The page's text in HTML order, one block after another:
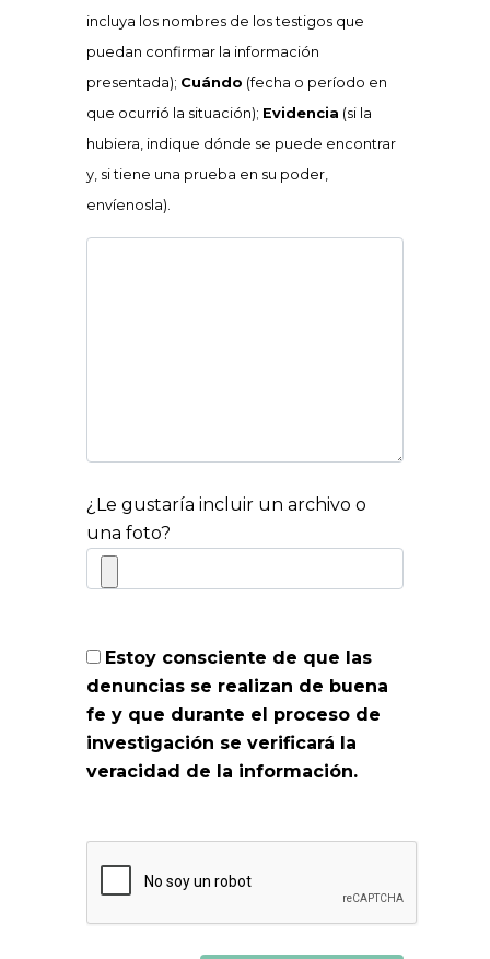
incluya los nombres de los testigos que
puedan confirmar la información
presentada); Cuándo (fecha o período en
que ocurrió la situación); Evidencia (si la
hubiera, indique dónde se puede encontrar
y, si tiene una prueba en su poder,
envíenosla).
¿Le gustaría incluir un archivo o
una foto?
Estoy consciente de que las
denuncias se realizan de buena
fe y que durante el proceso de
investigación se verificará la
veracidad de la información.